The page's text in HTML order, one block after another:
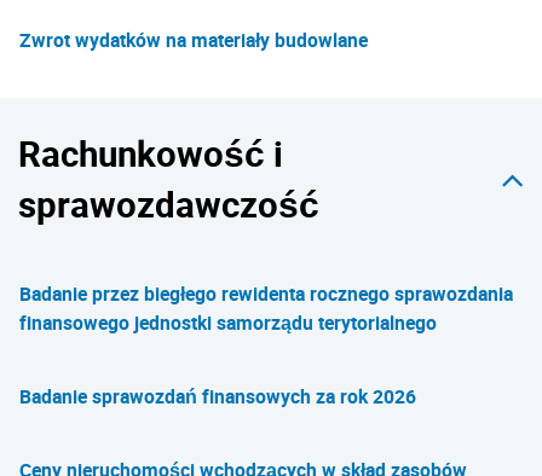
Zwrot wydatków na materiały budowlane
Rachunkowość i
sprawozdawczość
Badanie przez biegłego rewidenta rocznego sprawozdania
finansowego jednostki samorządu terytorialnego
Badanie sprawozdań finansowych za rok 2026
Ceny nieruchomości wchodzących w skład zasobów